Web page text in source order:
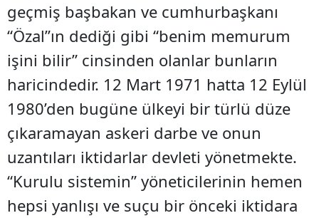
geçmiş başbakan ve cumhurbaşkanı
“Özal”ın dediği gibi “benim memurum
işini bilir” cinsinden olanlar bunların
haricindedir. 12 Mart 1971 hatta 12 Eylül
1980’den bugüne ülkeyi bir türlü düze
çıkaramayan askeri darbe ve onun
uzantıları iktidarlar devleti yönetmekte.
“Kurulu sistemin” yöneticilerinin hemen
hepsi yanlışı ve suçu bir önceki iktidara